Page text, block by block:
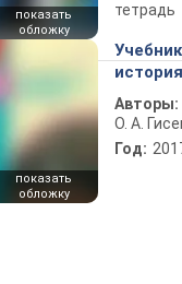
показать
обложку
тетрадь
показать
обложку
Авторы:
О. А.
Год: